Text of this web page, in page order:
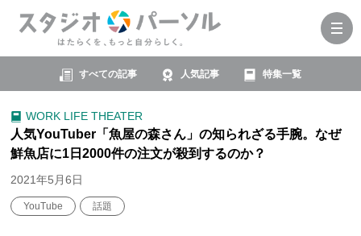
すべての記事 人気記事 特集一覧
WORK LIFE THEATER
人気YouTuber「魚屋の森さん」の知られざる手腕。なぜ
鮮魚店に1日2000件の注文が殺到するのか？
2021年5月6日
YouTube 話題